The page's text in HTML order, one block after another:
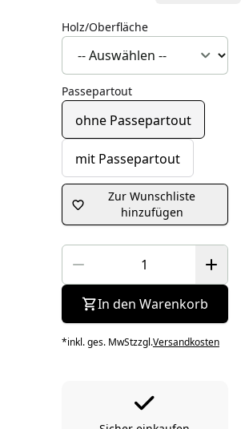
Holz/Oberfläche
Passepartout
ohne Passepartout
mit Passepartout
Zur Wunschliste
hinzufügen
In den Warenkorb
*inkl. ges. MwStzzgl.Versandkosten